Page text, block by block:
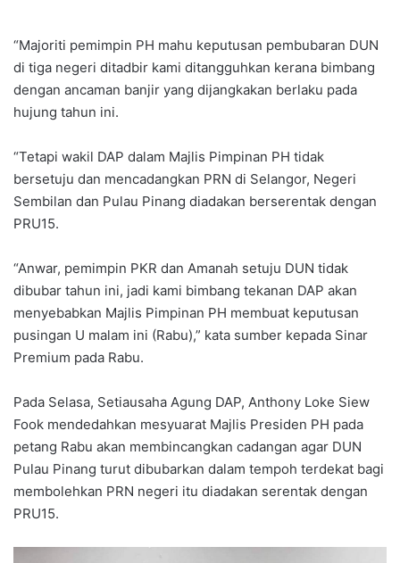
“Majoriti pemimpin PH mahu keputusan pembubaran DUN
di tiga negeri ditadbir kami ditangguhkan kerana bimbang
dengan ancaman banjir yang dijangkakan berlaku pada
hujung tahun ini.
“Tetapi wakil DAP dalam Majlis Pimpinan PH tidak
bersetuju dan mencadangkan PRN di Selangor, Negeri
Sembilan dan Pulau Pinang diadakan berserentak dengan
PRU15.
“Anwar, pemimpin PKR dan Amanah setuju DUN tidak
dibubar tahun ini, jadi kami bimbang tekanan DAP akan
menyebabkan Majlis Pimpinan PH membuat keputusan
pusingan U malam ini (Rabu),” kata sumber kepada Sinar
Premium pada Rabu.
Pada Selasa, Setiausaha Agung DAP, Anthony Loke Siew
Fook mendedahkan mesyuarat Majlis Presiden PH pada
petang Rabu akan membincangkan cadangan agar DUN
Pulau Pinang turut dibubarkan dalam tempoh terdekat bagi
membolehkan PRN negeri itu diadakan serentak dengan
PRU15.